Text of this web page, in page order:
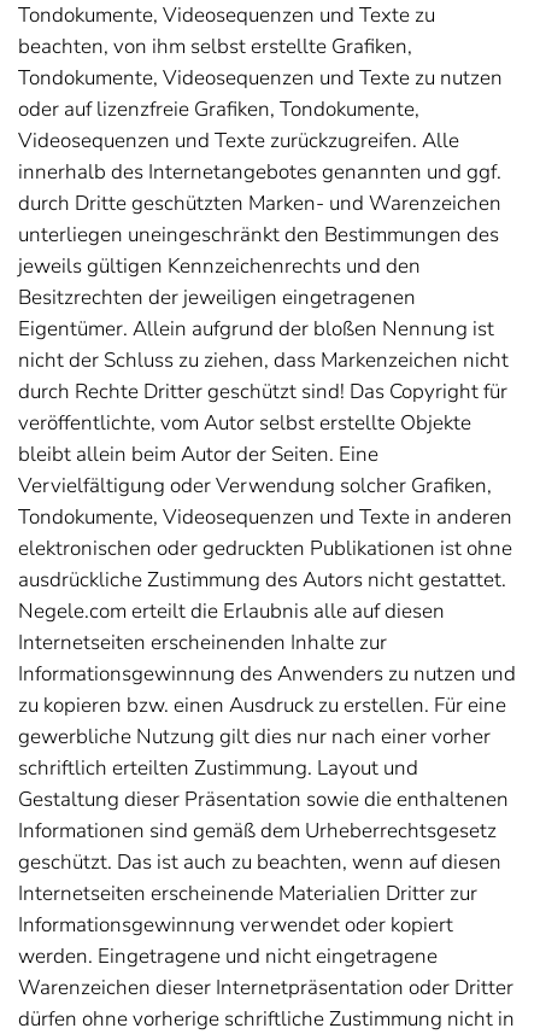
Tondokumente, Videosequenzen und Texte zu
beachten, von ihm selbst erstellte Grafiken,
Tondokumente, Videosequenzen und Texte zu nutzen
oder auf lizenzfreie Grafiken, Tondokumente,
Videosequenzen und Texte zurückzugreifen. Alle
innerhalb des Internetangebotes genannten und ggf.
durch Dritte geschützten Marken- und Warenzeichen
unterliegen uneingeschränkt den Bestimmungen des
jeweils gültigen Kennzeichenrechts und den
Besitzrechten der jeweiligen eingetragenen
Eigentümer. Allein aufgrund der bloßen Nennung ist
nicht der Schluss zu ziehen, dass Markenzeichen nicht
durch Rechte Dritter geschützt sind! Das Copyright für
veröffentlichte, vom Autor selbst erstellte Objekte
bleibt allein beim Autor der Seiten. Eine
Vervielfältigung oder Verwendung solcher Grafiken,
Tondokumente, Videosequenzen und Texte in anderen
elektronischen oder gedruckten Publikationen ist ohne
ausdrückliche Zustimmung des Autors nicht gestattet.
Negele.com erteilt die Erlaubnis alle auf diesen
Internetseiten erscheinenden Inhalte zur
Informationsgewinnung des Anwenders zu nutzen und
zu kopieren bzw. einen Ausdruck zu erstellen. Für eine
gewerbliche Nutzung gilt dies nur nach einer vorher
schriftlich erteilten Zustimmung. Layout und
Gestaltung dieser Präsentation sowie die enthaltenen
Informationen sind gemäß dem Urheberrechtsgesetz
geschützt. Das ist auch zu beachten, wenn auf diesen
Internetseiten erscheinende Materialien Dritter zur
Informationsgewinnung verwendet oder kopiert
werden. Eingetragene und nicht eingetragene
Warenzeichen dieser Internetpräsentation oder Dritter
dürfen ohne vorherige schriftliche Zustimmung nicht in